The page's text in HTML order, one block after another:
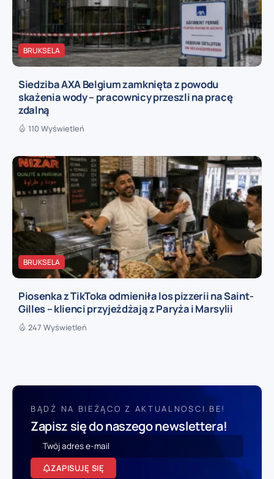
BRUKSELA
Siedziba AXA Belgium zamknięta z powodu
skażenia wody – pracownicy przeszli na pracę
zdalną
110 Wyświetleń
BRUKSELA
Piosenka z TikToka odmieniła los pizzerii na Saint-
Gilles – klienci przyjeżdżają z Paryża i Marsylii
247 Wyświetleń
BĄDŹ NA BIEŻĄCO Z AKTUALNOSCI.BE!
Zapisz się do naszego newslettera!
ZAPISUJĘ SIĘ